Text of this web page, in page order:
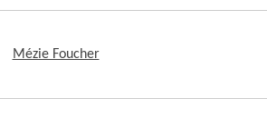
Mézie Foucher